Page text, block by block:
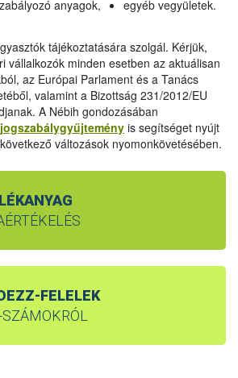
anyagok,
egyéb vegyületek.
tájékoztatására szolgál. Kérjük,
vállalkozók minden esetben az aktuálisan
az Európai Parlament és a Tanács
valamint a Bizottság 231/2012/EU
A Nébih gondozásában
jogszabálygyűjtemény is segítséget nyújt
változások nyomonkövetésében.
FELELEK